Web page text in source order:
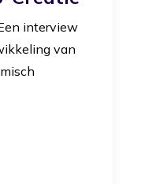
interview
van